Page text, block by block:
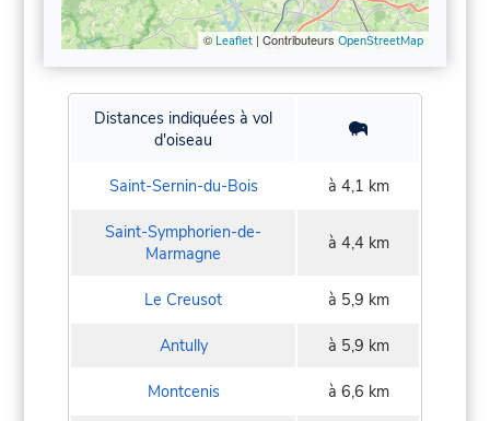
© Leaflet| Contributeurs OpenStreetMap
Distances indiquées à vol
d'oiseau
Saint-Sernin-du-Bois à 4,1 km
Saint-Symphorien-de-
Marmagne
à 4,4 km
Le Creusot à 5,9 km
Antully à 5,9 km
Montcenis à 6,6 km